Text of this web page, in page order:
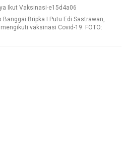
Bripka I Putu Edi Sastrawan,
vaksinasi Covid-19. FOTO: